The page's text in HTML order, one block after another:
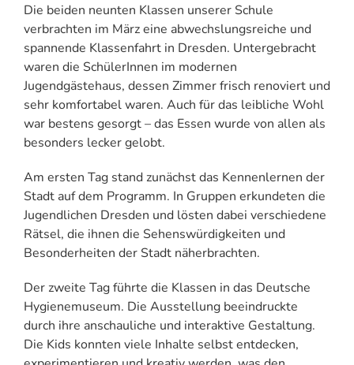
Die beiden neunten Klassen unserer Schule
verbrachten im März eine abwechslungsreiche und
spannende Klassenfahrt in Dresden. Untergebracht
waren die SchülerInnen im modernen
Jugendgästehaus, dessen Zimmer frisch renoviert und
sehr komfortabel waren. Auch für das leibliche Wohl
war bestens gesorgt – das Essen wurde von allen als
besonders lecker gelobt.
Am ersten Tag stand zunächst das Kennenlernen der
Stadt auf dem Programm. In Gruppen erkundeten die
Jugendlichen Dresden und lösten dabei verschiedene
Rätsel, die ihnen die Sehenswürdigkeiten und
Besonderheiten der Stadt näherbrachten.
Der zweite Tag führte die Klassen in das Deutsche
Hygienemuseum. Die Ausstellung beeindruckte
durch ihre anschauliche und interaktive Gestaltung.
Die Kids konnten viele Inhalte selbst entdecken,